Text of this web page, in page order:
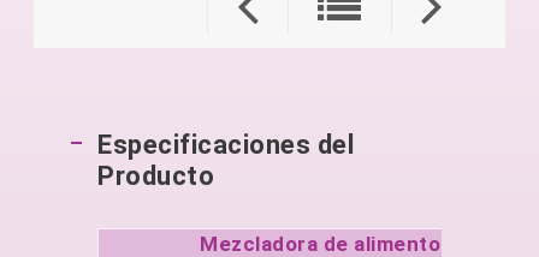
Especificaciones del
Producto
Mezcladora de alimentos GF-